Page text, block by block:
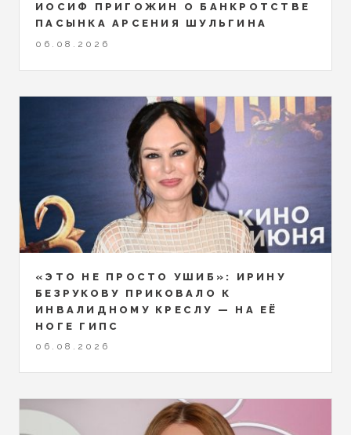
ИОСИФ ПРИГОЖИН О БАНКРОТСТВЕ
ПАСЫНКА АРСЕНИЯ ШУЛЬГИНА
06.08.2026
«ЭТО НЕ ПРОСТО УШИБ»: ИРИНУ
БЕЗРУКОВУ ПРИКОВАЛО К
ИНВАЛИДНОМУ КРЕСЛУ — НА ЕЁ
НОГЕ ГИПС
06.08.2026